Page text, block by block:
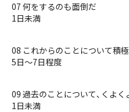
07 何をするのも面倒だ
1日未満
08 これからのことについて積
5日〜7日程度
09 過去のことについて、くよく
1日未満